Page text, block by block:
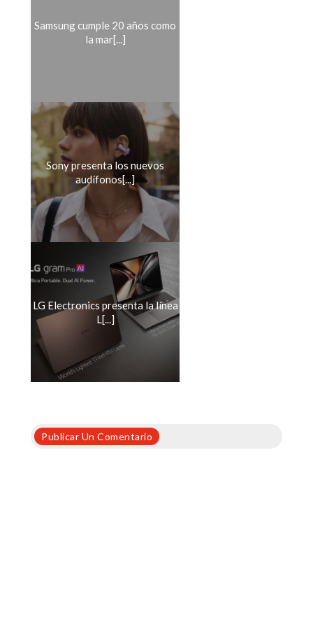
Samsung cumple 20 años como
la mar[...]
Sony presenta los nuevos
audífonos[...]
LG Electronics presenta la línea
L[...]
Publicar Un Comentario